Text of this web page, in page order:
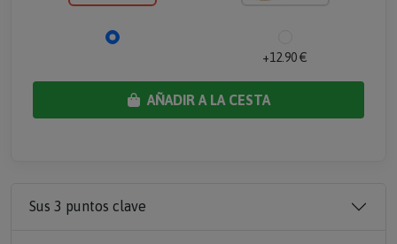
+12.90 €
AÑADIR A LA CESTA
Sus 3 puntos clave